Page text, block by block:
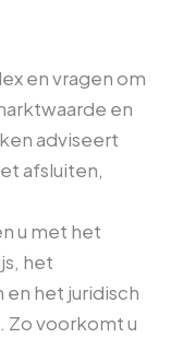
en vragen om
en
adviseert
afsluiten,
u met het
het
het juridisch
Zo voorkomt u